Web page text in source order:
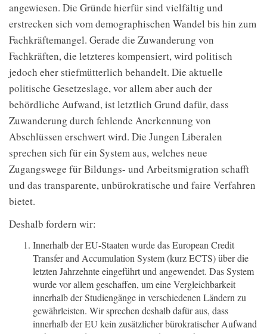
angewiesen. Die Gründe hierfür sind vielfältig und
erstrecken sich vom demographischen Wandel bis hin zum
Fachkräftemangel. Gerade die Zuwanderung von
Fachkräften, die letzteres kompensiert, wird politisch
jedoch eher stiefmütterlich behandelt. Die aktuelle
politische Gesetzeslage, vor allem aber auch der
behördliche Aufwand, ist letztlich Grund dafür, dass
Zuwanderung durch fehlende Anerkennung von
Abschlüssen erschwert wird. Die Jungen Liberalen
sprechen sich für ein System aus, welches neue
Zugangswege für Bildungs- und Arbeitsmigration schafft
und das transparente, unbürokratische und faire Verfahren
bietet.
Deshalb fordern wir:
Innerhalb der EU-Staaten wurde das European Credit
Transfer and Accumulation System (kurz ECTS) über die
letzten Jahrzehnte eingeführt und angewendet. Das System
wurde vor allem geschaffen, um eine Vergleichbarkeit
innerhalb der Studiengänge in verschiedenen Ländern zu
gewährleisten. Wir sprechen deshalb dafür aus, dass
innerhalb der EU kein zusätzlicher bürokratischer Aufwand